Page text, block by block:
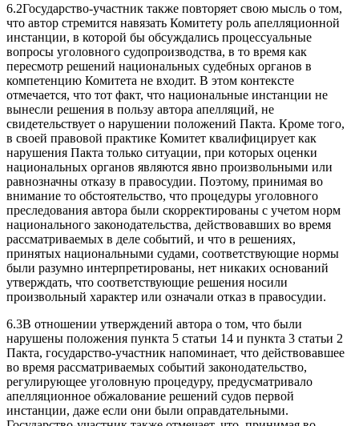
6.2Государство-участник также повторяет свою мысль о том,
что автор стремится навязать Комитету роль апелляционной
инстанции, в которой бы обсуждались процессуальные
вопросы уголовного судопроизводства, в то время как
пересмотр решений национальных судебных органов в
компетенцию Комитета не входит. В этом контексте
отмечается, что тот факт, что национальные инстанции не
вынесли решения в пользу автора апелляций, не
свидетельствует о нарушении положений Пакта. Кроме того,
в своей правовой практике Комитет квалифицирует как
нарушения Пакта только ситуации, при которых оценки
национальных органов являются явно произвольными или
равнозначны отказу в правосудии. Поэтому, принимая во
внимание то обстоятельство, что процедуры уголовного
преследования автора были скорректированы с учетом норм
национального законодательства, действовавших во время
рассматриваемых в деле событий, и что в решениях,
принятых национальными судами, соответствующие нормы
были разумно интерпретированы, нет никаких оснований
утверждать, что соответствующие решения носили
произвольный характер или означали отказ в правосудии.
6.3В отношении утверждений автора о том, что были
нарушены положения пункта 5 статьи 14 и пункта 3 статьи 2
Пакта, государство-участник напоминает, что действовавшее
во время рассматриваемых событий законодательство,
регулирующее уголовную процедуру, предусматривало
апелляционное обжалование решений судов первой
инстанции, даже если они были оправдательными.